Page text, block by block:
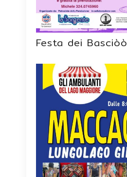
Festa dei Basciòò